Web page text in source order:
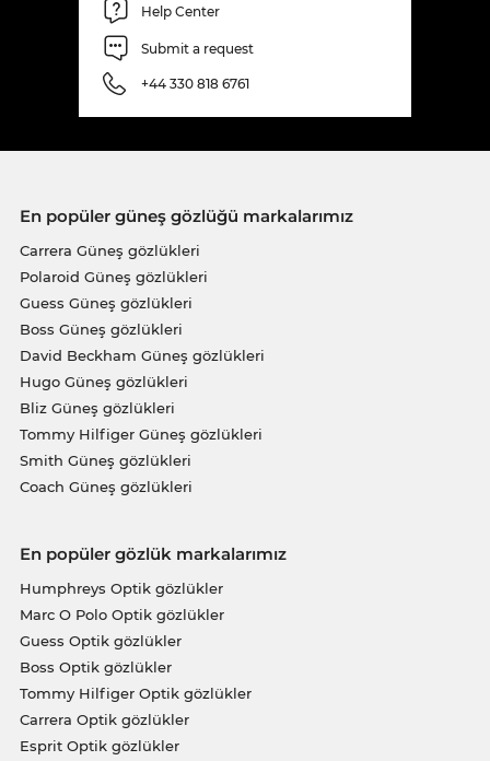
Help Center
Submit a request
+44 330 818 6761
En popüler güneş gözlüğü markalarımız
Carrera Güneş gözlükleri
Polaroid Güneş gözlükleri
Guess Güneş gözlükleri
Boss Güneş gözlükleri
David Beckham Güneş gözlükleri
Hugo Güneş gözlükleri
Bliz Güneş gözlükleri
Tommy Hilfiger Güneş gözlükleri
Smith Güneş gözlükleri
Coach Güneş gözlükleri
En popüler gözlük markalarımız
Humphreys Optik gözlükler
Marc O Polo Optik gözlükler
Guess Optik gözlükler
Boss Optik gözlükler
Tommy Hilfiger Optik gözlükler
Carrera Optik gözlükler
Esprit Optik gözlükler